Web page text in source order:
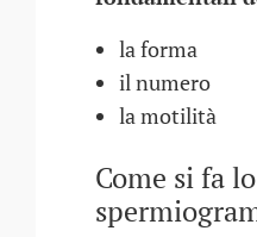
la forma
il numero
la motilità
Come si fa lo